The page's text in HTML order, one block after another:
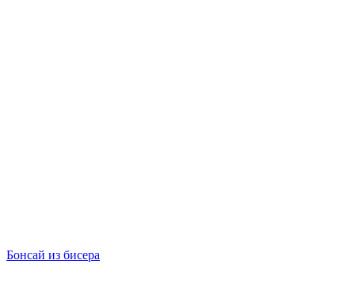
Бонсай из бисера